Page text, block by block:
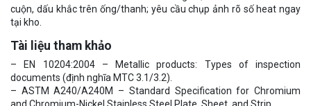
cuộn, dấu khắc trên ống/thanh; yêu cầu chụp ảnh rõ số heat ngay
tại kho.
Tài liệu tham khảo
– EN 10204:2004 – Metallic products: Types of inspection
documents (định nghĩa MTC 3.1/3.2).
– ASTM A240/A240M – Standard Specification for Chromium